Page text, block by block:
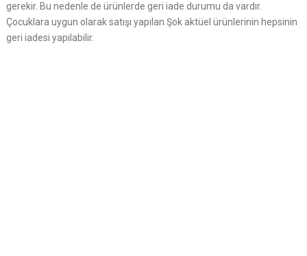
gerekir. Bu nedenle de ürünlerde geri iade durumu da vardır.
Çocuklara uygun olarak satışı yapılan Şok aktüel ürünlerinin hepsinin
geri iadesi yapılabilir.